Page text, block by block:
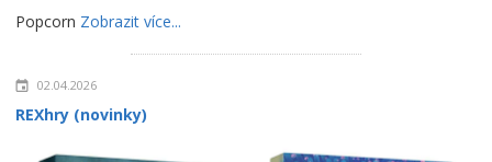
Popcorn Zobrazit více...
02.04.2026
REXhry (novinky)